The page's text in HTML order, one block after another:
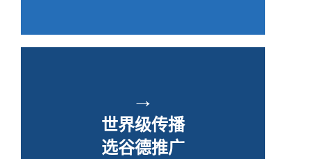
→
世界级传播
选谷德推广